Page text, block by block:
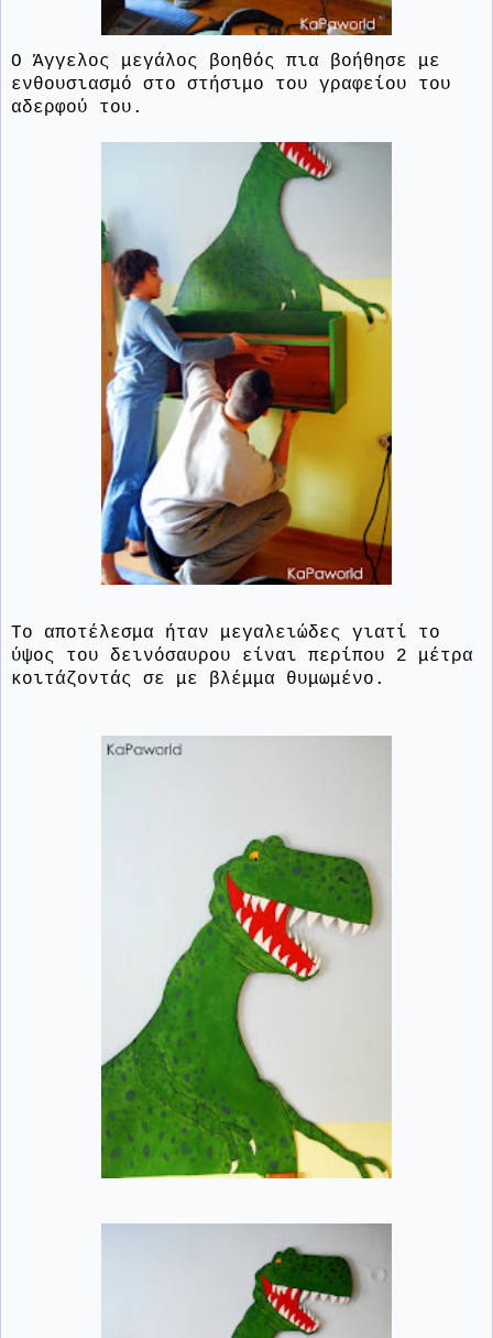
Ο Άγγελος μεγάλος βοηθός πια βοήθησε με
ενθουσιασμό στο στήσιμο του γραφείου του
αδερφού του.
Το αποτέλεσμα ήταν μεγαλειώδες γιατί το
ύψος του δεινόσαυρου είναι περίπου 2 μέτρα
κοιτάζοντάς σε με βλέμμα θυμωμένο.